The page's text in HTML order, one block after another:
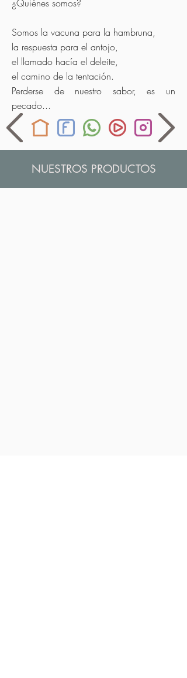
¿Quiénes somos?
Somos la vacuna para la hambruna,
la respuesta para el antojo,
el llamado hacía el deleite,
el camino de la tentación.
Perderse de nuestro sabor, es un
pecado...
NUESTROS PRODUCTOS